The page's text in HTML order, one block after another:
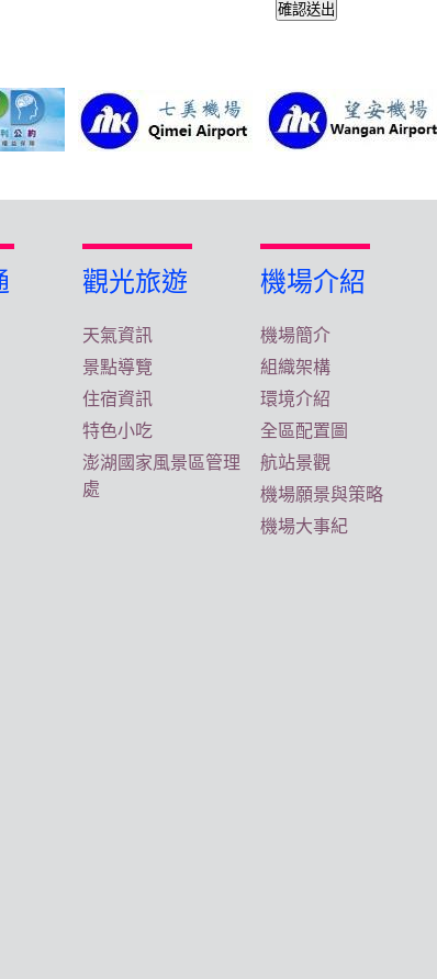
觀光旅遊
天氣資訊
景點導覽
住宿資訊
特色小吃
澎湖國家風景區管理
處
機場介紹
機場簡介
組織架構
環境介紹
全區配置圖
航站景觀
機場願景與策略
機場大事紀